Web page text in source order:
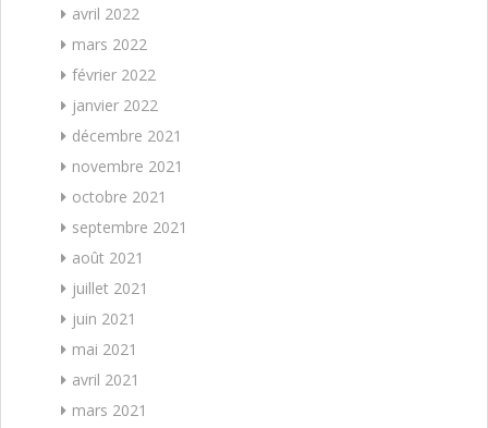
avril 2022
mars 2022
février 2022
janvier 2022
décembre 2021
novembre 2021
octobre 2021
septembre 2021
août 2021
juillet 2021
juin 2021
mai 2021
avril 2021
mars 2021